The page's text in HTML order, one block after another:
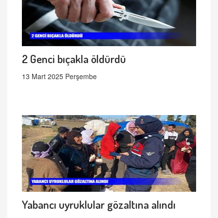
2 Genci bıçakla öldürdü
13 Mart 2025 Perşembe
Yabancı uyruklular gözaltına alındı